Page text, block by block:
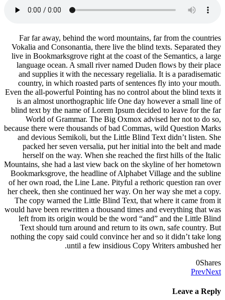
Far far away, behind the word mountains, far from the countries
Vokalia and Consonantia, there live the blind texts. Separated they
live in Bookmarksgrove right at the coast of the Semantics, a large
language ocean. A small river named Duden flows by their place
and supplies it with the necessary regelialia. It is a paradisematic
country, in which roasted parts of sentences fly into your mouth.
Even the all-powerful Pointing has no control about the blind texts it
is an almost unorthographic life One day however a small line of
blind text by the name of Lorem Ipsum decided to leave for the far
World of Grammar. The Big Oxmox advised her not to do so,
because there were thousands of bad Commas, wild Question Marks
and devious Semikoli, but the Little Blind Text didn’t listen. She
packed her seven versalia, put her initial into the belt and made
herself on the way. When she reached the first hills of the Italic
Mountains, she had a last view back on the skyline of her hometown
Bookmarksgrove, the headline of Alphabet Village and the subline
of her own road, the Line Lane. Pityful a rethoric question ran over
her cheek, then she continued her way. On her way she met a copy.
The copy warned the Little Blind Text, that where it came from it
would have been rewritten a thousand times and everything that was
left from its origin would be the word “and” and the Little Blind
Text should turn around and return to its own, safe country. But
nothing the copy said could convince her and so it didn’t take long
until a few insidious Copy Writers ambushed her.
0Shares
PrevNext
Leave a Reply